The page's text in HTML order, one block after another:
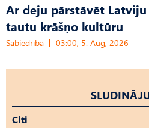
Ar deju pārstāvēt
tautu krāšņo kultūru
Sabiedrība 03:00, 5. Aug, 2026
Citi